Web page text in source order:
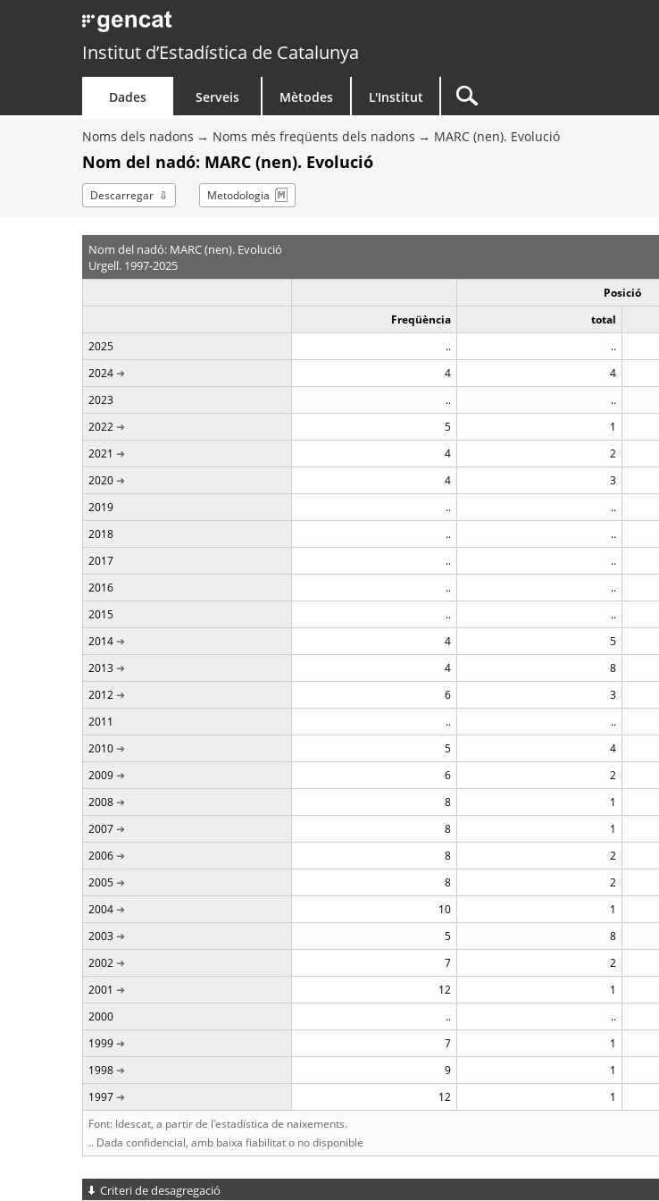
Institut d’Estadística de Catalunya
Dades Serveis Mètodes L'Institut
Noms dels nadons Noms més freqüents dels nadons MARC (nen). Evolució
Nom del nadó: MARC (nen). Evolució
Descarregar Metodologia
Nom del nadó: MARC (nen). Evolució
Urgell. 1997-2025
Posició
Freqüència
total
2025
.. ..
2024
4 4
2023
.. ..
2022
5 1
2021
4 2
2020
4 3
2019
.. ..
2018
.. ..
2017
.. ..
2016
.. ..
2015
.. ..
2014
4 5
2013
4 8
2012
6 3
2011
.. ..
2010
5 4
2009
6 2
2008
8 1
2007
8 1
2006
8 2
2005
8 2
2004
10 1
2003
5 8
2002
7 2
2001
12 1
2000
.. ..
1999
7 1
1998
9 1
1997
12 1
Font: Idescat, a partir de l'estadística de naixements.
.. Dada confidencial, amb baixa fiabilitat o no disponible
Criteri de desagregació